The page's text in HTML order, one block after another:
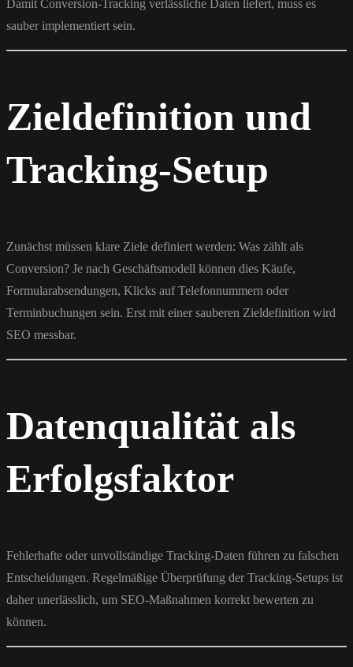
Damit Conversion-Tracking verlässliche Daten liefert, muss es
sauber implementiert sein.
Zieldefinition und
Tracking-Setup
Zunächst müssen klare Ziele definiert werden: Was zählt als
Conversion? Je nach Geschäftsmodell können dies Käufe,
Formularabsendungen, Klicks auf Telefonnummern oder
Terminbuchungen sein. Erst mit einer sauberen Zieldefinition wird
SEO messbar.
Datenqualität als
Erfolgsfaktor
Fehlerhafte oder unvollständige Tracking-Daten führen zu falschen
Entscheidungen. Regelmäßige Überprüfung der Tracking-Setups ist
daher unerlässlich, um SEO-Maßnahmen korrekt bewerten zu
können.